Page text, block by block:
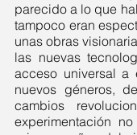
parecido a lo que
tampoco eran
unas obras
las nuevas
acceso universal a
nuevos géneros,
cambios
experimentación